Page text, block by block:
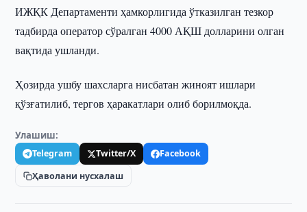
ИЖҚК Департаменти ҳамкорлигида ўтказилган тезкор
тадбирда оператор сўралган 4000 АҚШ долларини олган
вақтида ушланди.
Ҳозирда ушбу шахсларга нисбатан жиноят ишлари
қўзғатилиб, тергов ҳаракатлари олиб борилмоқда.
Улашиш:
Telegram Twitter/X
Facebook
Ҳаволани нусхалаш